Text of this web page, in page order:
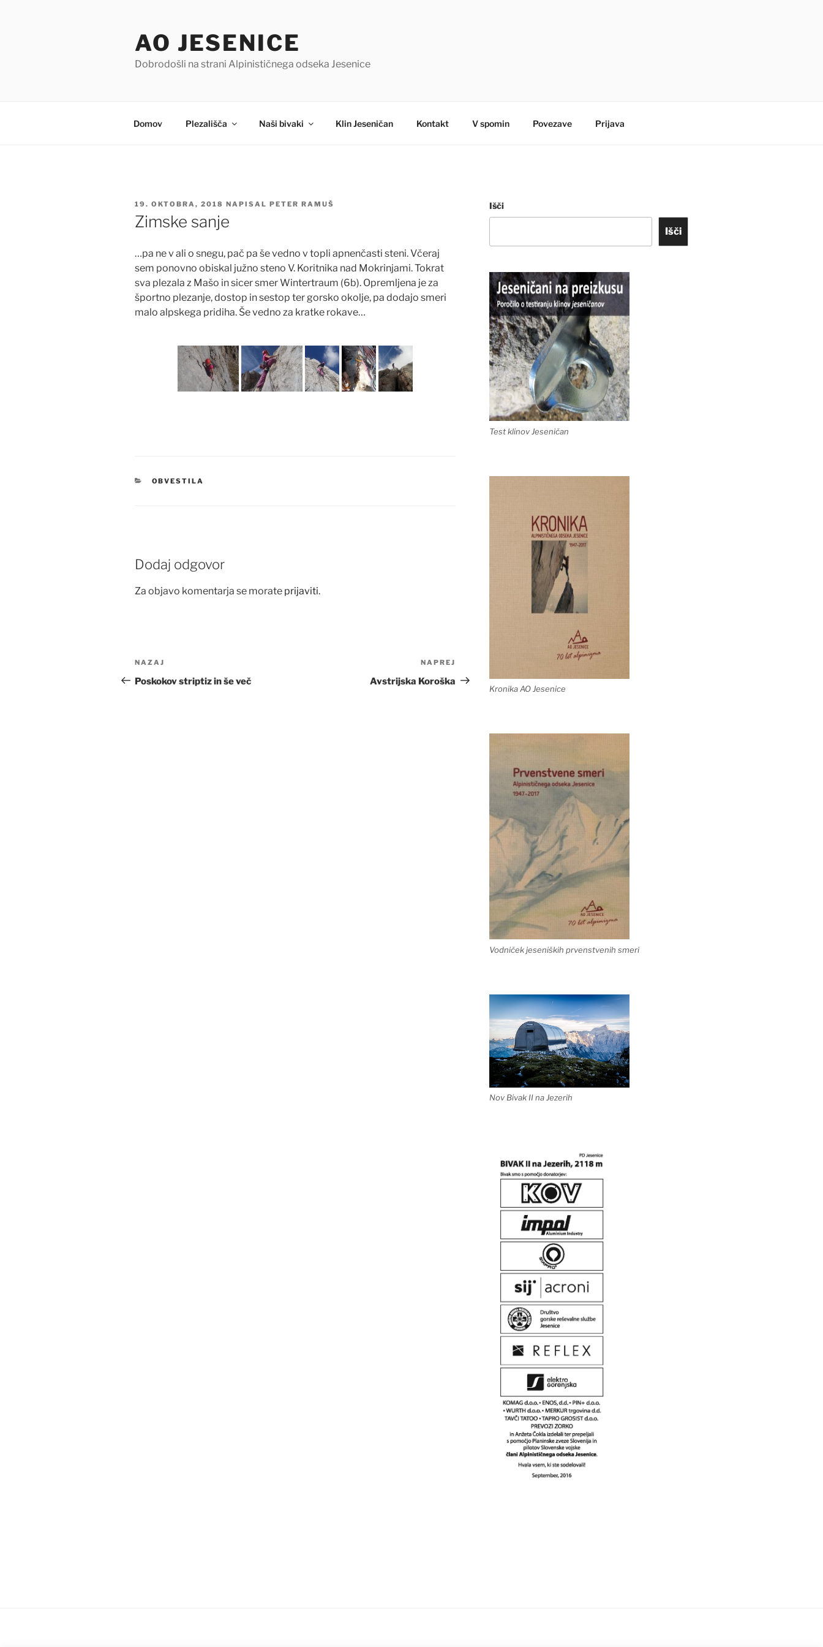
AO JESENICE
Dobrodošli na strani Alpinističnega odseka Jesenice
Domov Plezališča Naši bivaki Klin Jeseničan Kontakt V spomin Povezave Prijava
OBJAVLJENO
DNE
19. OKTOBRA, 2018 NAPISAL PETER RAMUŠ
Zimske sanje
…pa ne v ali o snegu, pač pa še vedno v topli apnenčasti steni. Včeraj
sem ponovno obiskal južno steno V. Koritnika nad Mokrinjami. Tokrat
sva plezala z Mašo in sicer smer Wintertraum (6b). Opremljena je za
športno plezanje, dostop in sestop ter gorsko okolje, pa dodajo smeri
malo alpskega pridiha. Še vedno za kratke rokave…
KATEGORIJE
OBVESTILA
Dodaj odgovor
Za objavo komentarja se morate prijaviti.
Navigacija
prispevka
Prejšnji
prispevek
NAZAJ
Poskokov striptiz in še več
prispevek
NAPREJ
Avstrijska Koroška
Išči
Išči
Test klinov Jeseničan
Kronika AO Jesenice
Vodniček jeseniških prvenstvenih smeri
Nov Bivak II na Jezerih